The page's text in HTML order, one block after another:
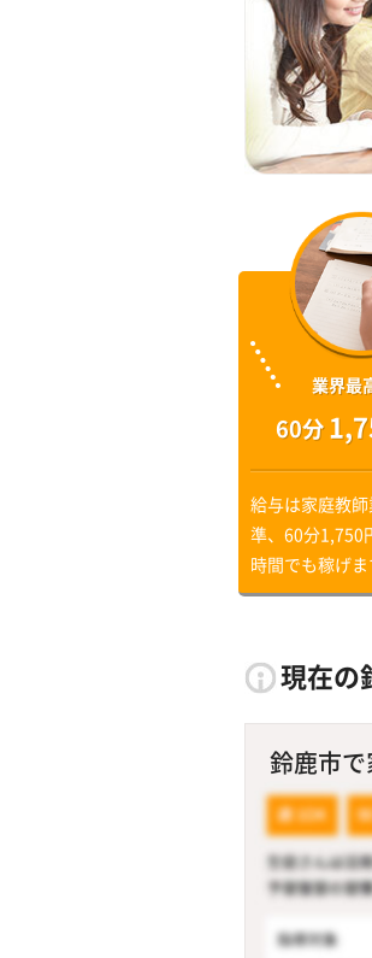
業界最
60分
給与は家庭教師
準、60分1,750
時間でも稼げま
現在の
鈴鹿市で